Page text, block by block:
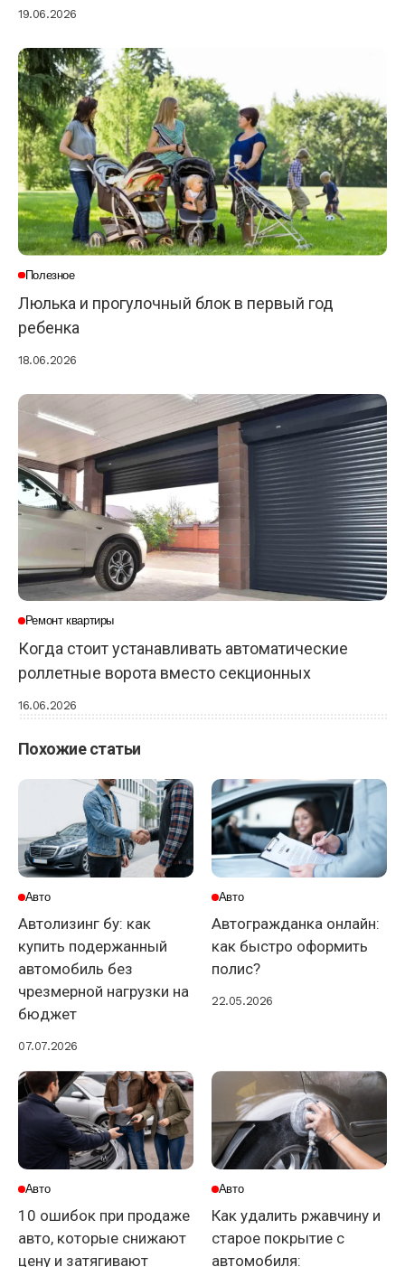
19.06.2026
Полезное
Люлька и прогулочный блок в первый год
ребенка
18.06.2026
Ремонт квартиры
Когда стоит устанавливать автоматические
роллетные ворота вместо секционных
16.06.2026
Похожие статьи
Авто
Автолизинг бу: как
купить подержанный
автомобиль без
чрезмерной нагрузки на
бюджет
07.07.2026
Авто
Автогражданка онлайн:
как быстро оформить
полис?
22.05.2026
Авто
10 ошибок при продаже
авто, которые снижают
цену и затягивают
Авто
Как удалить ржавчину и
старое покрытие с
автомобиля: